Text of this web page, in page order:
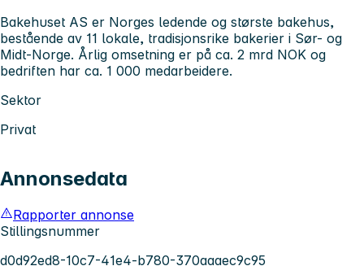
Bakehuset AS er Norges ledende og største bakehus,
bestående av 11 lokale, tradisjonsrike bakerier i Sør- og
Midt-Norge. Årlig omsetning er på ca. 2 mrd NOK og
bedriften har ca. 1 000 medarbeidere.
Sektor
Privat
Annonsedata
Rapporter annonse
Stillingsnummer
d0d92ed8-10c7-41e4-b780-370aaaec9c95